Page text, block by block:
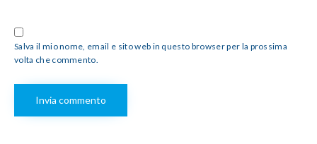
Salva il mio nome, email e sito web in questo browser per la prossima
volta che commento.